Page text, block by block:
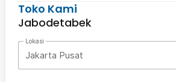
Toko Kami
Jabodetabek
Lokasi
Jakarta Pusat